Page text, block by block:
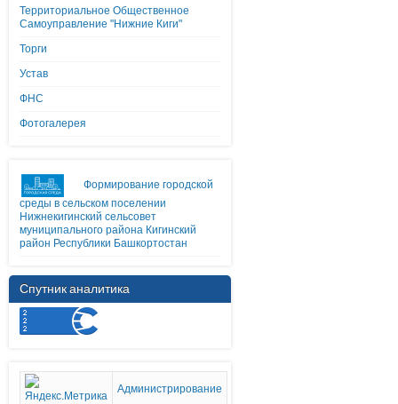
Территориальное Общественное
Самоуправление "Нижние Киги"
Торги
Устав
ФНС
Фотогалерея
Формирование городской
среды в сельском поселении
Нижнекигинский сельсовет
муниципального района Кигинский
район Республики Башкортостан
Спутник аналитика
Администрирование